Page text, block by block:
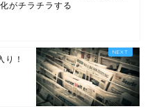
がチラチラする
り！